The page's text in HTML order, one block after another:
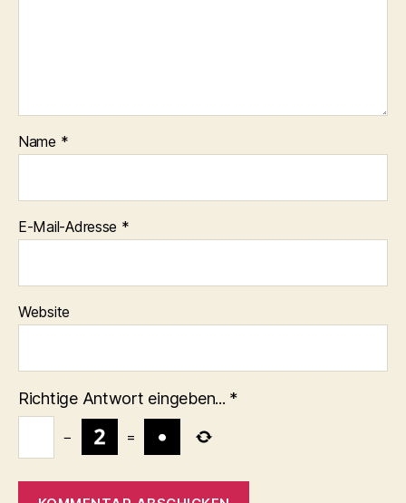
Name *
E-Mail-Adresse *
Website
Richtige Antwort eingeben... *
− =